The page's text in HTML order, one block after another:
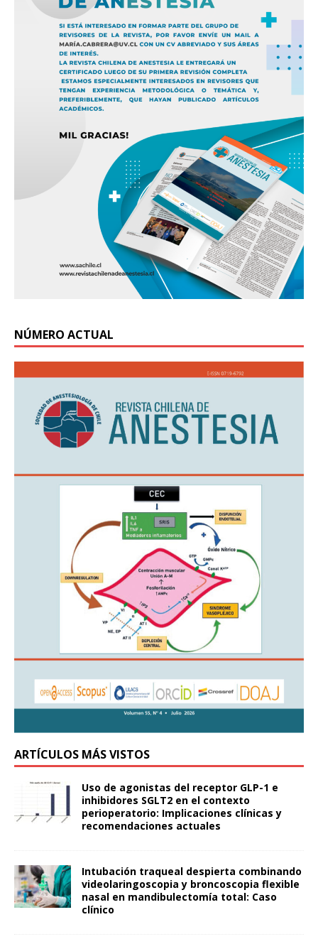
NÚMERO ACTUAL
ARTÍCULOS MÁS VISTOS
Uso de agonistas del receptor GLP-1 e
inhibidores SGLT2 en el contexto
perioperatorio: Implicaciones clínicas y
recomendaciones actuales
Intubación traqueal despierta combinando
videolaringoscopia y broncoscopia flexible
nasal en mandibulectomía total: Caso
clínico